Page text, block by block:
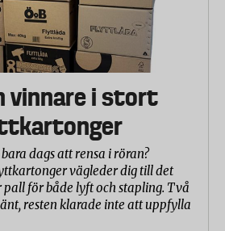
vinnare i stort
dags att rensa i röran?
vägleder dig till det
pall för både lyft och stapling. Två
resten klarade inte att uppfylla